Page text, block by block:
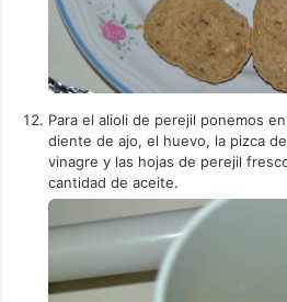
Para el alioli de perejil ponemos
diente de ajo, el huevo, la pizca
vinagre y las hojas de perejil
cantidad de aceite.